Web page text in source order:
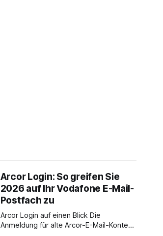
Arcor Login: So greifen Sie
2026 auf Ihr Vodafone E-Mail-
Postfach zu
Arcor Login auf einen Blick Die
Anmeldung für alte Arcor-E-Mail-Konten